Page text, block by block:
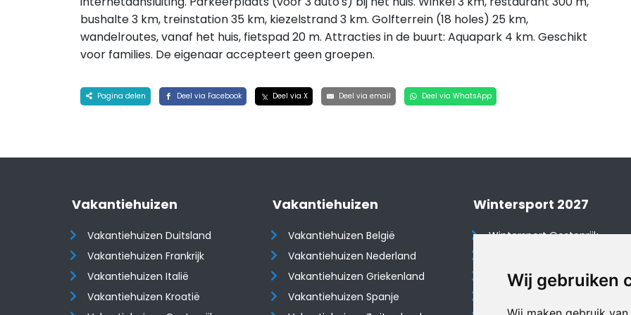
Wij gebruiken
bushalte 3 km, treinstation 35 km, kiezelstrand 3 km. Golfterrein (18 holes) 25 km,
wandelroutes, vanaf het huis, fietspad 20 m. Attracties in de buurt: Aquapark 4 km. Geschikt
voor families. De eigenaar accepteert geen groepen.
Pagina delen Deel via Facebook Deel via X Deel via email Deel via WhatsApp
Vakantiehuizen
Vakantiehuizen Duitsland
Vakantiehuizen Frankrijk
Vakantiehuizen Italië
Vakantiehuizen Kroatië
Vakantiehuizen
Vakantiehuizen België
Vakantiehuizen Nederland
Vakantiehuizen Griekenland
Vakantiehuizen Spanje
Wintersport 2027
Wintersport Oostenrijk
Wintersport Tsjechië